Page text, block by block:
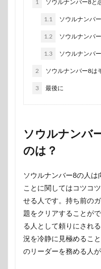
1 ソウルナンバー8と
1.1 ソウルナンバ
1.2 ソウルナンバ
1.3 ソウルナンバ
2 ソウルナンバー8は
3 最後に
ソウルナンバ
のは？
ソウルナンバー8の人
ことに関してはコツコ
せる人です。持ち前の
題をクリアすることが
る人として頼りにされ
況を冷静に見極めるこ
のリーダーを務める人